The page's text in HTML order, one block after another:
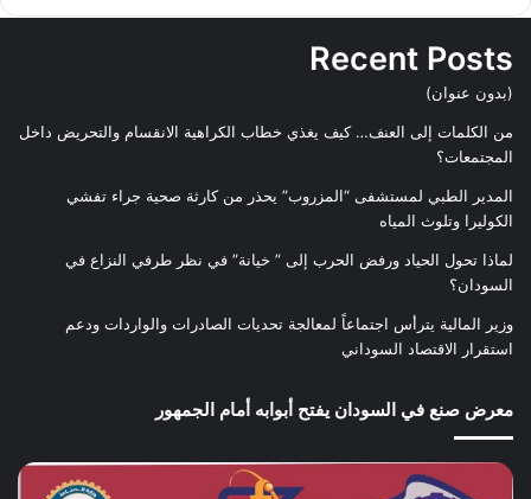
Recent Posts
(بدون عنوان)
من الكلمات إلى العنف… كيف يغذي خطاب الكراهية الانقسام والتحريض داخل
المجتمعات؟
المدير الطبي لمستشفى “المزروب” يحذر من كارثة صحية جراء تفشي
الكوليرا وتلوث المياه
لماذا تحول الحياد ورفض الحرب إلى ” خيانة” في نظر طرفي النزاع في
السودان؟
وزير المالية يترأس اجتماعاً لمعالجة تحديات الصادرات والواردات ودعم
استقرار الاقتصاد السوداني
معرض صنع في السودان يفتح أبوابه أمام الجمهور